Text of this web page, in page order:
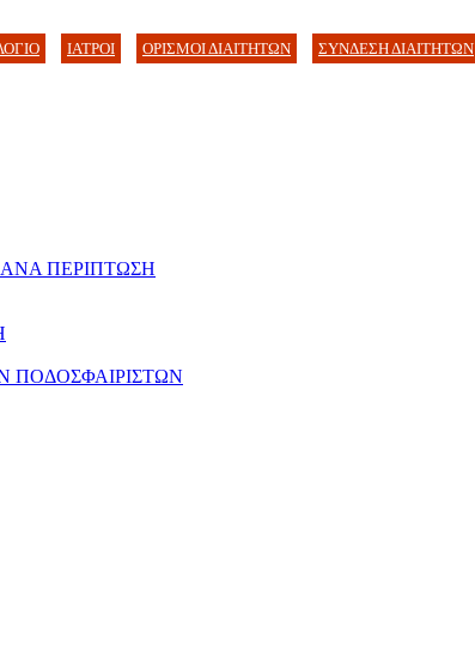
ΙΑΤΡΟΙ ΟΡΙΣΜΟΙ ΔΙΑΙΤΗΤΩΝ ΣΥΝΔΕΣΗ ΔΙΑΙΤΗΤΩΝ
ΠΕΡΙΠΤΩΣΗ
ΠΟΔΟΣΦΑΙΡΙΣΤΩΝ